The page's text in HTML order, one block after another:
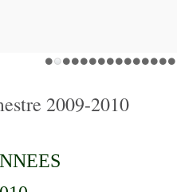
2009-2010